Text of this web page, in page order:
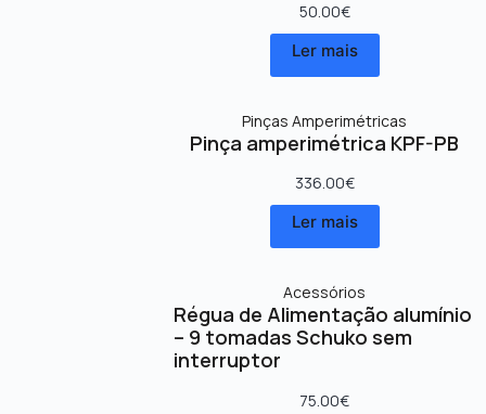
50.00€
Ler mais
Pinças Amperimétricas
Pinça amperimétrica KPF-PB
336.00€
Ler mais
Acessórios
Régua de Alimentação alumínio
– 9 tomadas Schuko sem
interruptor
75.00€